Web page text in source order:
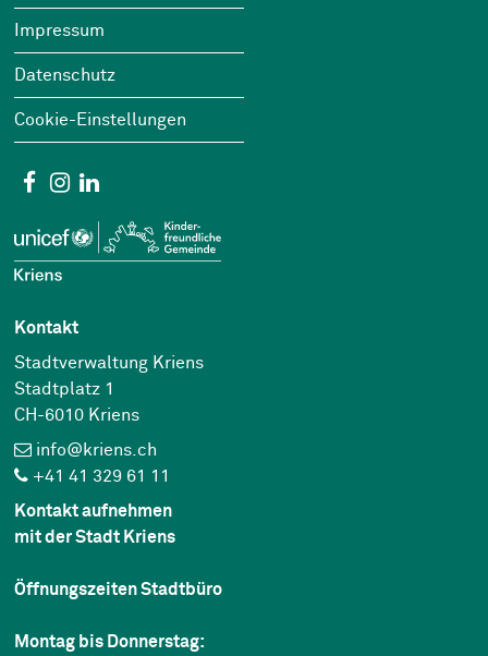
Impressum
Datenschutz
Cookie-Einstellungen
Social Media
Facebook
Instagram
Kontakt
Stadtverwaltung Kriens
Stadtplatz 1
CH-6010 Kriens
info@kriens.ch
+41 41 329 61 11
Kontakt aufnehmen
mit der Stadt Kriens
Öffnungszeiten Stadtbüro
Montag bis Donnerstag: